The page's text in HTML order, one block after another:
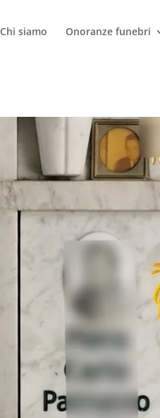
Chi siamo Onoranze funebri